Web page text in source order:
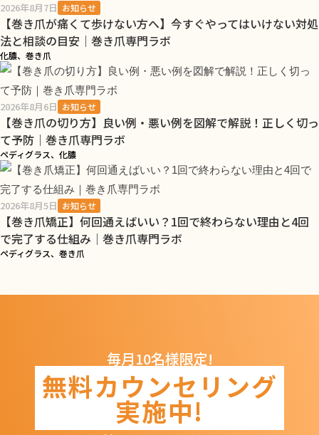
2026年8月7日 お知らせ
【巻き爪が痛くて歩けない方へ】今すぐやってはいけない対処
法と相談の目安｜巻き爪専門ラボ
化膿、巻き爪
2026年8月6日 お知らせ
【巻き爪の切り方】良い例・悪い例を図解で解説！正しく切っ
て予防｜巻き爪専門ラボ
ペディグラス、化膿
2026年8月5日 お知らせ
【巻き爪矯正】何回通えばいい？1回で終わらない理由と4回
で完了する仕組み｜巻き爪専門ラボ
ペディグラス、巻き爪
毎月10名様限定!
無料カウンセリング
実施中!